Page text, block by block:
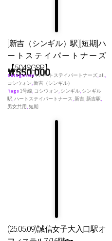
[新吉（シンギル）駅][短期]ハ
ートステイパートナーズ
【504SGSP】
₩550,000
Categories♥ ハートステイパートナーズ,all,
コシウォン,新吉（シンギル）
Tags1号線, コシウォン, シンギル, シンギル
駅,ハートステイパートナース,新吉,新吉駅,
男女共用,短期
(25.05.09)誠信女子大入口駅オ